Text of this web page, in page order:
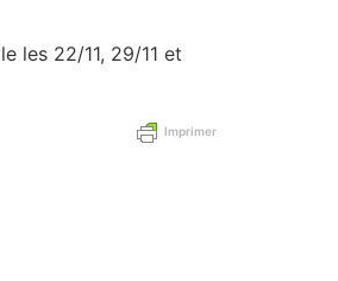
les 22/11, 29/11 et
Imprimer